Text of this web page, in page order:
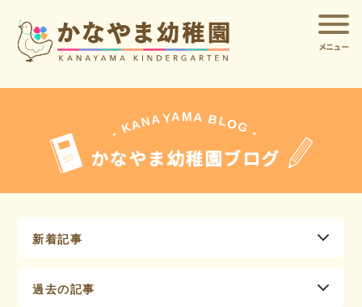
メニュー
- KANAYA MA BLOG -
かなやま幼稚園ブログ
新着記事
過去の記事